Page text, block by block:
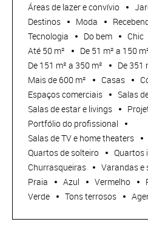
Áreas de lazer e convívio
Destinos
Moda
Tecnologia
Do bem Chic
Até 50 m²
De 51 m² a 150
De 151 m² a 350 m²
De 351
Mais de 600 m²
Casas
Espaços comerciais
Salas
Salas de estar e livings
Portfólio do profissional
Salas de TV e home theaters
Quartos de solteiro
Quartos
Churrasqueiras
Varandas e
Praia
Azul Vermelho
Verde
Tons terrosos